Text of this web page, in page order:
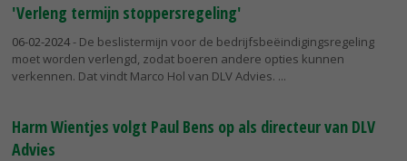
'Verleng termijn stoppersregeling'
06-02-2024- De beslistermijn voor de bedrijfsbeëindigingsregeling
moet worden verlengd, zodat boeren andere opties kunnen
verkennen. Dat vindt Marco Hol van DLV Advies.
Harm Wientjes volgt Paul Bens op als directeur van DLV
Advies